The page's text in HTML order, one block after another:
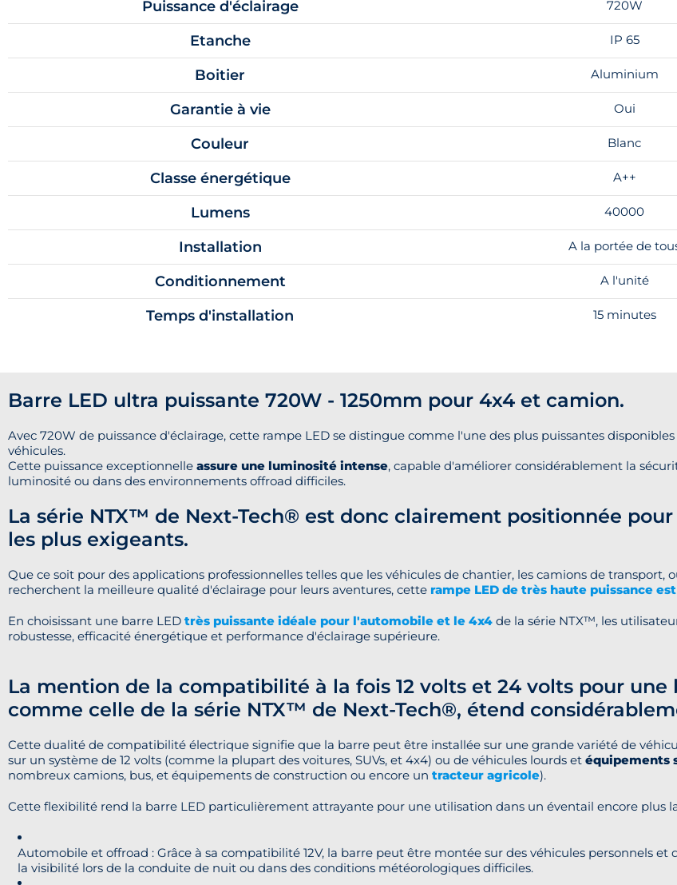
Puissance d'éclairage 720W
Etanche IP 65
Boitier Aluminium
Garantie à vie Oui
Couleur Blanc
Classe énergétique A++
Lumens 40000
Installation A la portée de
Conditionnement A l'unité
Temps d'installation 15 minutes
Barre LED ultra puissante 720W - 1250mm pour 4x4 et camion.
Avec 720W de puissance d'éclairage, cette rampe LED se distingue comme l'une des plus puissantes
véhicules.
Cette puissance exceptionnelle assure une luminosité intense, capable d'améliorer considérablement la
luminosité ou dans des environnements offroad difficiles.
La série NTX™ de Next-Tech® est donc clairement positionnée
les plus exigeants.
Que ce soit pour des applications professionnelles telles que les véhicules de chantier, les camions de
recherchent la meilleure qualité d'éclairage pour leurs aventures, cette rampe LED de très haute puissance
En choisissant une barre LED très puissante idéale pour l'automobile et le 4x4 de la série NTX™, les
robustesse, efficacité énergétique et performance d'éclairage supérieure.
La mention de la compatibilité à la fois 12 volts et 24 volts pour une
comme celle de la série NTX™ de Next-Tech®, étend
Cette dualité de compatibilité électrique signifie que la barre peut être installée sur une grande variété de
sur un système de 12 volts (comme la plupart des voitures, SUVs, et 4x4) ou de véhicules lourds et équipements
nombreux camions, bus, et équipements de construction ou encore un tracteur agricole).
Cette flexibilité rend la barre LED particulièrement attrayante pour une utilisation dans un éventail encore plus
Automobile et offroad : Grâce à sa compatibilité 12V, la barre peut être montée sur des véhicules personnels
la visibilité lors de la conduite de nuit ou dans des conditions météorologiques difficiles.